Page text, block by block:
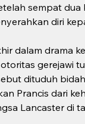
sempat
diri
dalam drama
gerejawi
dituduh
Prancis dari
Lancaster di